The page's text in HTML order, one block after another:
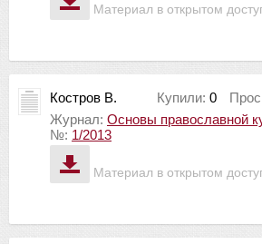
Материал в открытом
Материал в открытом
Костров В. Купили: 0
Журнал: Основы православной
№: 1/2013